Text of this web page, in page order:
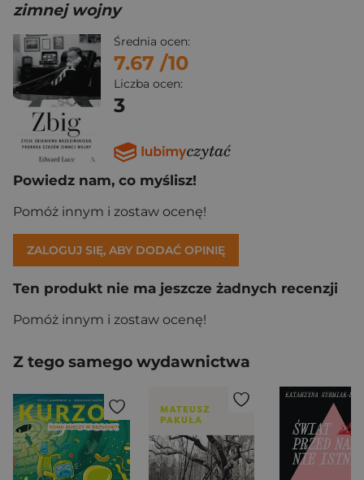
zimnej wojny
Średnia ocen:
7.67 /10
Liczba ocen:
3
Powiedz nam, co myślisz!
Pomóż innym i zostaw ocenę!
ZALOGUJ SIĘ, ABY DODAĆ OPINIĘ
Ten produkt nie ma jeszcze żadnych recenzji
Pomóż innym i zostaw ocenę!
Z tego samego wydawnictwa